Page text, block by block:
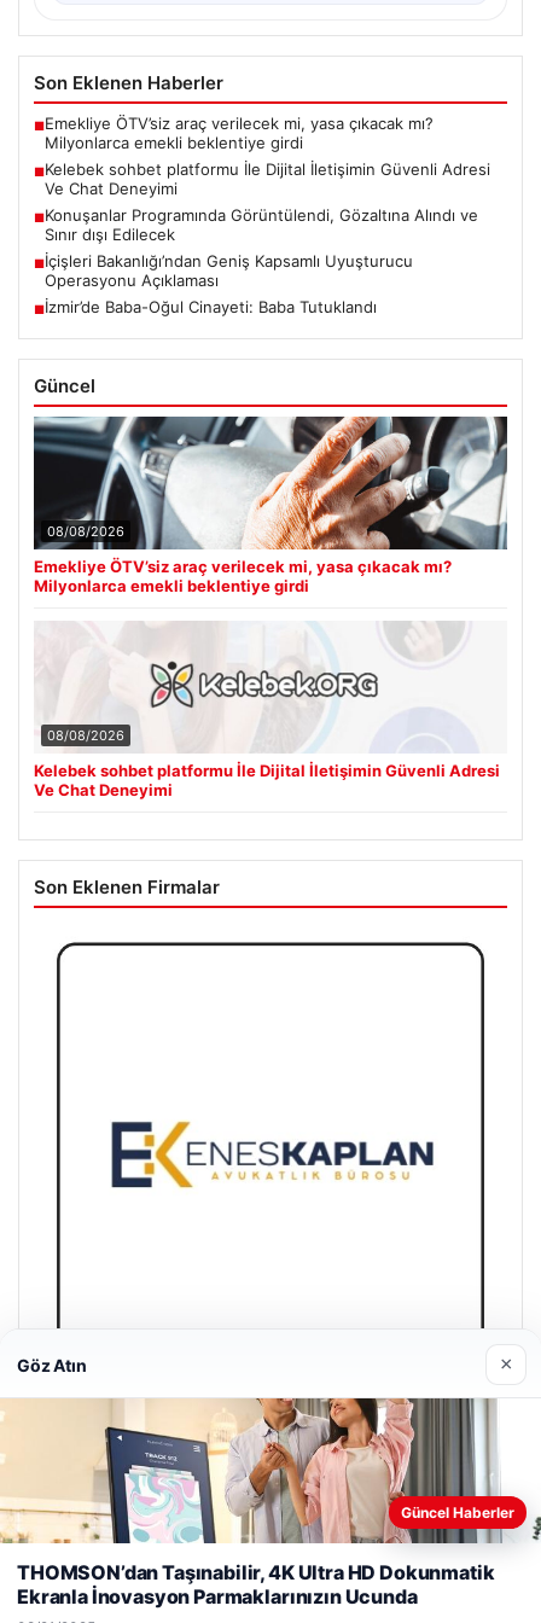
Son Eklenen Haberler
■Emekliye ÖTV’siz araç verilecek mi, yasa çıkacak mı?
Milyonlarca emekli beklentiye girdi
■Kelebek sohbet platformu İle Dijital İletişimin Güvenli Adresi
Ve Chat Deneyimi
■Konuşanlar Programında Görüntülendi, Gözaltına Alındı ve
Sınır dışı Edilecek
■İçişleri Bakanlığı’ndan Geniş Kapsamlı Uyuşturucu
Operasyonu Açıklaması
■İzmir’de Baba-Oğul Cinayeti: Baba Tutuklandı
Güncel
08/08/2026
Emekliye ÖTV’siz araç verilecek mi, yasa çıkacak mı?
Milyonlarca emekli beklentiye girdi
08/08/2026
Kelebek sohbet platformu İle Dijital İletişimin Güvenli Adresi
Ve Chat Deneyimi
Son Eklenen Firmalar
Enes Kaplan Avukatlık Bürosu
04/28/2026
Web sitemizi nasıl kullandığınızı daha iyi anlayabilmek,
kullanıyoruz. Çerez Politikamız
Kabul Et
Göz Atın ×
Güncel Haberler
THOMSON’dan Taşınabilir, 4K Ultra HD Dokunmatik
Ekranla İnovasyon Parmaklarınızın Ucunda